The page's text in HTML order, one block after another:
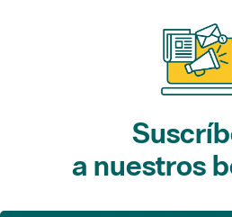
a nuestros